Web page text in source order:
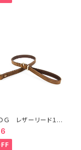
Ｇ レザーリード１０６
）